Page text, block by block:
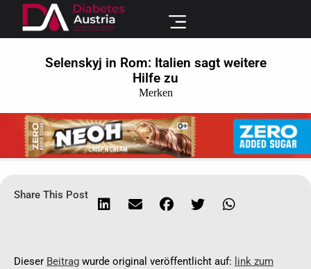
Selenskyj in Rom: Italien sagt weitere
Hilfe zu
Merken
Share This Post
Dieser Beitrag wurde original veröffentlicht auf: link zum